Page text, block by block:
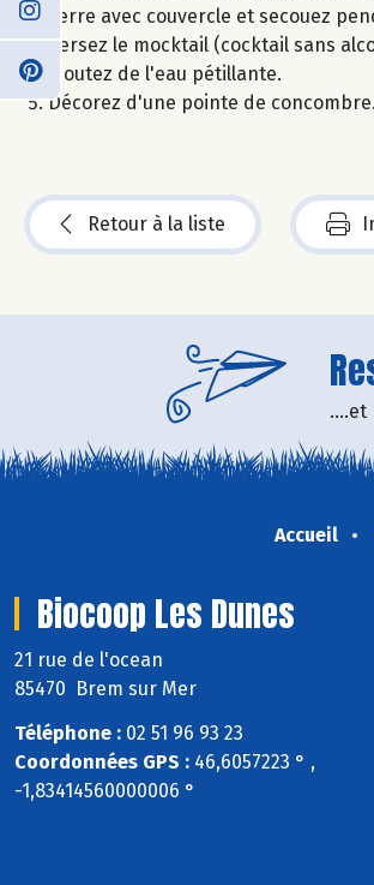
verre avec couvercle et secouez
Versez le mocktail (cocktail sans
Ajoutez de l'eau pétillante.
Décorez d'une pointe de concombre.
Retour à la liste
Accueil
Biocoop Les Dunes
21 rue de l'ocean
85470 Brem sur Mer
Téléphone : 02 51 96 93 23
Coordonnées GPS : 46,6057223 ° ,
-1,83414560000006 °